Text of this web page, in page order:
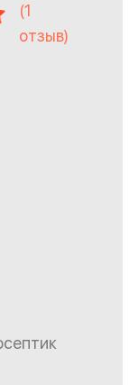
(1
отзыв)